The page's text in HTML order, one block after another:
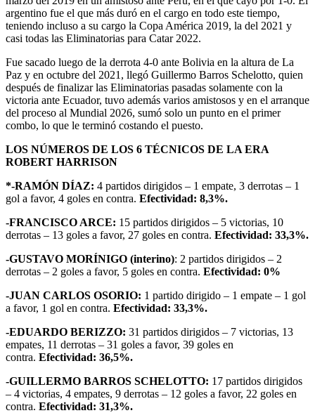
argentino fue el que más duró en el cargo en todo este tiempo,
teniendo incluso a su cargo la Copa América 2019, la del 2021 y
casi todas las Eliminatorias para Catar 2022.
Fue sacado luego de la derrota 4-0 ante Bolivia en la altura de La
Paz y en octubre del 2021, llegó Guillermo Barros Schelotto, quien
después de finalizar las Eliminatorias pasadas solamente con la
victoria ante Ecuador, tuvo además varios amistosos y en el arranque
del proceso al Mundial 2026, sumó solo un punto en el primer
combo, lo que le terminó costando el puesto.
LOS NÚMEROS DE LOS 6 TÉCNICOS DE LA ERA
ROBERT HARRISON
*-RAMÓN DÍAZ: 4 partidos dirigidos – 1 empate, 3 derrotas – 1
gol a favor, 4 goles en contra. Efectividad: 8,3%.
-FRANCISCO ARCE: 15 partidos dirigidos – 5 victorias, 10
derrotas – 13 goles a favor, 27 goles en contra. Efectividad: 33,3%.
-GUSTAVO MORÍNIGO (interino): 2 partidos dirigidos – 2
derrotas – 2 goles a favor, 5 goles en contra. Efectividad: 0%
-JUAN CARLOS OSORIO: 1 partido dirigido – 1 empate – 1 gol
a favor, 1 gol en contra. Efectividad: 33,3%.
-EDUARDO BERIZZO: 31 partidos dirigidos – 7 victorias, 13
empates, 11 derrotas – 31 goles a favor, 39 goles en
contra. Efectividad: 36,5%.
-GUILLERMO BARROS SCHELOTTO: 17 partidos dirigidos
– 4 victorias, 4 empates, 9 derrotas – 12 goles a favor, 22 goles en
contra. Efectividad: 31,3%.